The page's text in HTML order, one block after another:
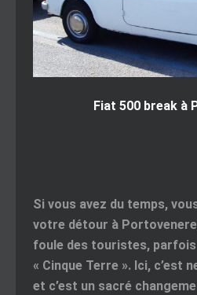
Fiat 500 break à
Si vous avez du temps,
votre détour à
foule des touristes,
« Cinque Terre ». Ici, c’est
et c’est un sacré